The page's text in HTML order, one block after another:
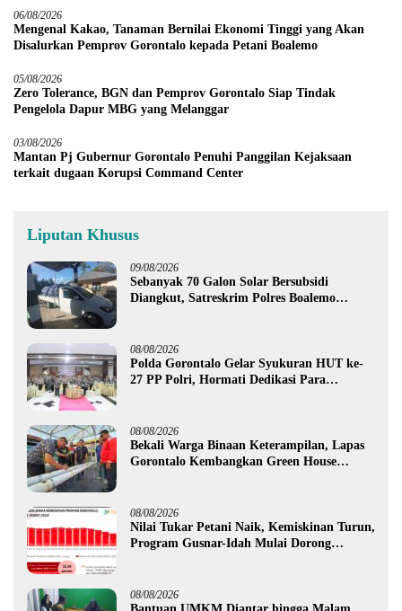
06/08/2026
Mengenal Kakao, Tanaman Bernilai Ekonomi Tinggi yang Akan
Disalurkan Pemprov Gorontalo kepada Petani Boalemo
05/08/2026
Zero Tolerance, BGN dan Pemprov Gorontalo Siap Tindak
Pengelola Dapur MBG yang Melanggar
03/08/2026
Mantan Pj Gubernur Gorontalo Penuhi Panggilan Kejaksaan
terkait dugaan Korupsi Command Center
Liputan Khusus
09/08/2026
Sebanyak 70 Galon Solar Bersubsidi
Diangkut, Satreskrim Polres Boalemo
08/08/2026
Polda Gorontalo Gelar Syukuran HUT ke-
27 PP Polri, Hormati Dedikasi Para
08/08/2026
Bekali Warga Binaan Keterampilan, Lapas
Gorontalo Kembangkan Green House
08/08/2026
Nilai Tukar Petani Naik, Kemiskinan Turun,
Program Gusnar-Idah Mulai Dorong
08/08/2026